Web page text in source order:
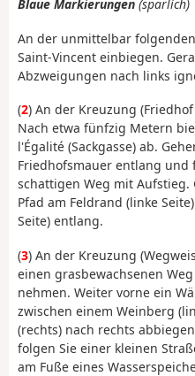
Blaue Markierungen (spärlich)
An der unmittelbar
Saint-Vincent einbiegen.
Abzweigungen nach links
(2) An der Kreuzung
Nach etwa fünfzig Metern
l'Égalité (Sackgasse) ab.
Friedhofsmauer entlang und
schattigen Weg mit Aufstieg.
Pfad am Feldrand (linke
Seite) entlang.
(3) An der Kreuzung
einen grasbewachsenen
nehmen. Weiter vorne ein
zwischen einem Weinberg
(rechts) nach rechts
folgen Sie einer kleinen
am Fuße eines